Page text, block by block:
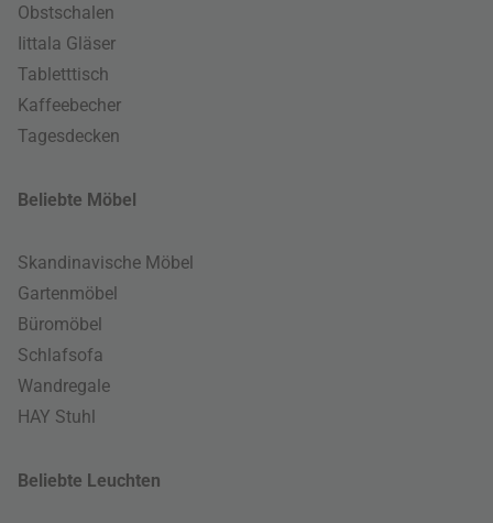
Obstschalen
Iittala Gläser
Tabletttisch
Kaffeebecher
Tagesdecken
Beliebte Möbel
Skandinavische Möbel
Gartenmöbel
Büromöbel
Schlafsofa
Wandregale
HAY Stuhl
Beliebte Leuchten